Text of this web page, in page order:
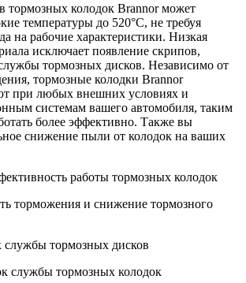
тормозных колодок Brannor может
температуры до 520°С, не требуя
на рабочие характеристики. Низкая
исключает появление скрипов,
тормозных дисков. Независимо от
тормозные колодки Brannor
при любых внешних условиях и
системам вашего автомобиля, таким
более эффективно. Также вы
снижение пыли от колодок на ваших
работы тормозных колодок
торможения и снижение тормозного
службы тормозных дисков
службы тормозных колодок